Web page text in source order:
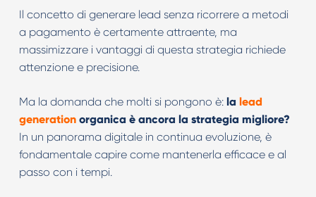
Il concetto di generare lead senza ricorrere a metodi
a pagamento è certamente attraente, ma
massimizzare i vantaggi di questa strategia richiede
attenzione e precisione.
Ma la domanda che molti si pongono è: la lead
generationorganica è ancora la strategia migliore?
In un panorama digitale in continua evoluzione, è
fondamentale capire come mantenerla efficace e al
passo con i tempi.